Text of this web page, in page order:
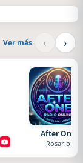
Ver más ‹ ›
After One
Rosario